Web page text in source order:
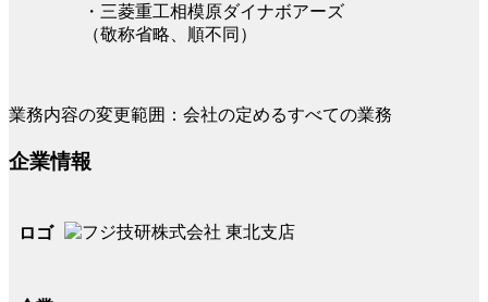
・三菱重工相模原ダイナボアーズ
（敬称省略、順不同）
業務内容の変更範囲：会社の定めるすべての業務
企業情報
ロゴ